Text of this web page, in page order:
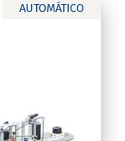
AUTOMÁTICO